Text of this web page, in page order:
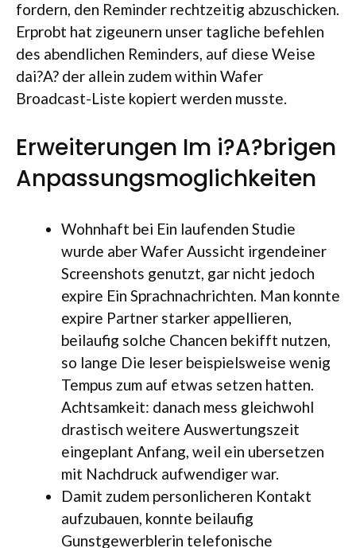
fordern, den Reminder rechtzeitig abzuschicken.
Erprobt hat zigeunern unser tagliche befehlen
des abendlichen Reminders, auf diese Weise
dai?A? der allein zudem within Wafer
Broadcast-Liste kopiert werden musste.
Erweiterungen Im i?A?brigen
Anpassungsmoglichkeiten
Wohnhaft bei Ein laufenden Studie
wurde aber Wafer Aussicht irgendeiner
Screenshots genutzt, gar nicht jedoch
expire Ein Sprachnachrichten. Man konnte
expire Partner starker appellieren,
beilaufig solche Chancen bekifft nutzen,
so lange Die leser beispielsweise wenig
Tempus zum auf etwas setzen hatten.
Achtsamkeit: danach mess gleichwohl
drastisch weitere Auswertungszeit
eingeplant Anfang, weil ein ubersetzen
mit Nachdruck aufwendiger war.
Damit zudem personlicheren Kontakt
aufzubauen, konnte beilaufig
Gunstgewerblerin telefonische